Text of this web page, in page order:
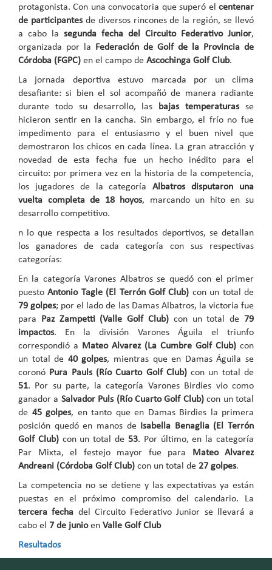
protagonista. Con una convocatoria que superó el centenar
de participantesde diversos rincones de la región, se llevó
a cabo la segunda fecha del Circuito Federativo Junior,
organizada por la
Federación de Golf de la Provincia de
Córdoba (FGPC) en el campo de Ascochinga Golf Club.
La jornada deportiva estuvo marcada por un clima
desafiante: si bien el sol acompañó de manera radiante
durante todo su desarrollo, las
bajas temperaturasse
hicieron sentir en la cancha. Sin embargo, el frío no fue
impedimento para el entusiasmo y el buen nivel que
demostraron los chicos en cada línea. La gran atracción y
novedad de esta fecha fue un hecho inédito para el
circuito: por primera vez en la historia de la competencia,
los jugadores de la categoríaAlbatros disputaron una
vuelta completa de 18 hoyos, marcando un hito en su
desarrollo competitivo.
n lo que respecta a los resultados deportivos, se detallan
los ganadores de cada categoría con sus respectivas
categorías:
En la categoría Varones Albatros se quedó con el primer
puestoAntonio Tagle (El Terrón Golf Club) con un total de
79 golpes; por el lado de las Damas Albatros, la victoria fue
para
Paz Zampetti (Valle Golf Club) con un total de79
impactos. En la división Varones Águila el triunfo
correspondió a
Mateo Alvarez (La Cumbre Golf Club) con
un total de 40 golpes, mientras que en Damas Águila se
coronó Pura Pauls (Río Cuarto Golf Club)con un total de
51. Por su parte, la categoría Varones Birdies vio como
ganador a Salvador Puls (Río Cuarto Golf Club)con un total
de 45 golpes, en tanto que en Damas Birdies la primera
posición quedó en manos de
Isabella Benaglia (El Terrón
Golf Club)con un total de 53. Por último, en la categoría
Par Mixta, el festejo mayor fue para
Mateo Alvarez
Andreani (Córdoba Golf Club) con un total de 27 golpes.
La competencia no se detiene y las expectativas ya están
puestas en el próximo compromiso del calendario. La
tercera fecha del Circuito Federativo Junior se llevará a
cabo el 7 de junioen Valle Golf Club
Resultados